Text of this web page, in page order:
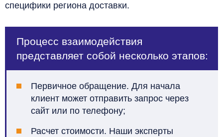
специфики региона доставки.
Процесс взаимодействия
представляет собой несколько этапов:
Первичное обращение. Для начала
клиент может отправить запрос через
сайт или по телефону;
Расчет стоимости. Наши эксперты